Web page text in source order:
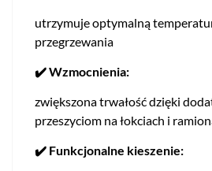
utrzymuje optymalną
przegrzewania
✔️ Wzmocnienia:
zwiększona trwałość dzięki
przeszyciom na łokciach i
✔️ Funkcjonalne kieszenie: